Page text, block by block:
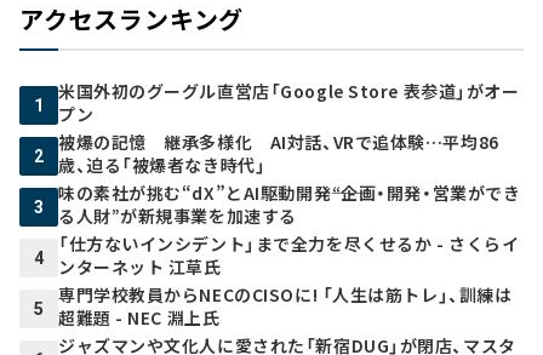
アクセスランキング
1
米国外初のグーグル直営店「Google Store 表参道」がオー
プン
2
被爆の記憶 継承多様化 AI対話、VRで追体験…平均86
歳、迫る「被爆者なき時代」
3
味の素社が挑む“dX”とAI駆動開発――“企画・開発・営業ができ
る人財”が新規事業を加速する
4
「仕方ないインシデント」まで全力を尽くせるか - さくらイ
ンターネット 江草氏
5
専門学校教員からNECのCISOに! 「人生は筋トレ」、訓練は
超難題 - NEC 淵上氏
ジャズマンや文化人に愛された「新宿DUG」が閉店、マスタ